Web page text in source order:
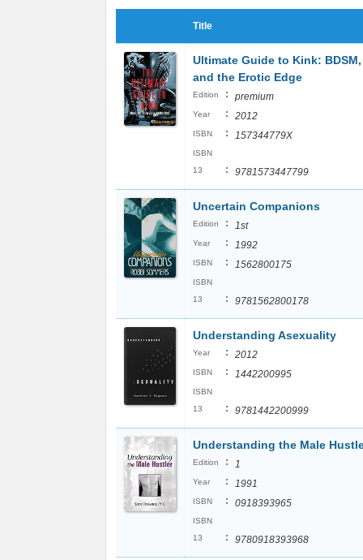
Title
Ultimate Guide to Kink:
and the Erotic Edge
Edition : premium
Year : 2012
ISBN : 157344779X
ISBN
13
: 9781573447799
Uncertain Companions
Edition : 1st
Year : 1992
ISBN : 1562800175
ISBN
13
: 9781562800178
Understanding Asexuality
Year : 2012
ISBN : 1442200995
ISBN
13
: 9781442200999
Understanding the Male
Edition : 1
Year : 1991
ISBN : 0918393965
ISBN
13
: 9780918393968